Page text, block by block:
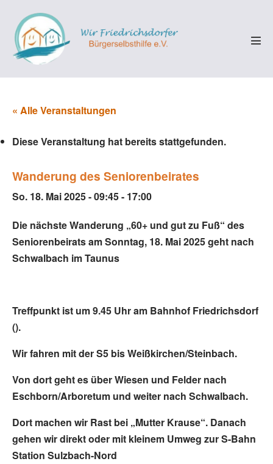
Inhalt
springen
« Alle Veranstaltungen
Diese Veranstaltung hat bereits stattgefunden.
Wanderung des Seniorenbeirates
So. 18. Mai 2025 - 09:45- 17:00
Die nächste Wanderung „60+ und gut zu Fuß“ des
Seniorenbeirats am Sonntag, 18. Mai 2025 geht nach
Schwalbach im Taunus
Treffpunkt ist um 9.45 Uhr am Bahnhof Friedrichsdorf
().
Wir fahren mit der S5 bis Weißkirchen/Steinbach.
Von dort geht es über Wiesen und Felder nach
Eschborn/Arboretum und weiter nach Schwalbach.
Dort machen wir Rast bei „Mutter Krause“. Danach
gehen wir direkt oder mit kleinem Umweg zur S-Bahn
Station Sulzbach-Nord